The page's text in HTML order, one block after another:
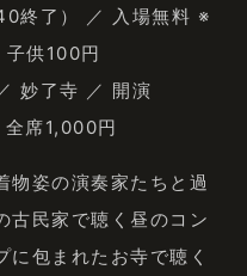
終了） ／ 入場無料 ※
供100円
妙了寺 ／ 開演
席1,000円
物姿の演奏家たちと過
古民家で聴く昼のコン
包まれたお寺で聴く